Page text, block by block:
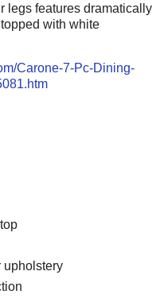
legs features dramatically
with white
Carone-7-Pc-Dining-
upholstery